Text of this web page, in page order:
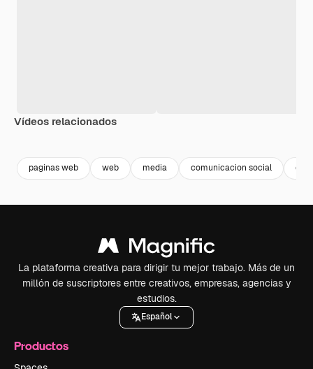
Vídeos relacionados
paginas web web media comunicacion social
La plataforma creativa para dirigir tu mejor trabajo. Más de un
millón de suscriptores entre creativos, empresas, agencias y
estudios.
Español
Productos